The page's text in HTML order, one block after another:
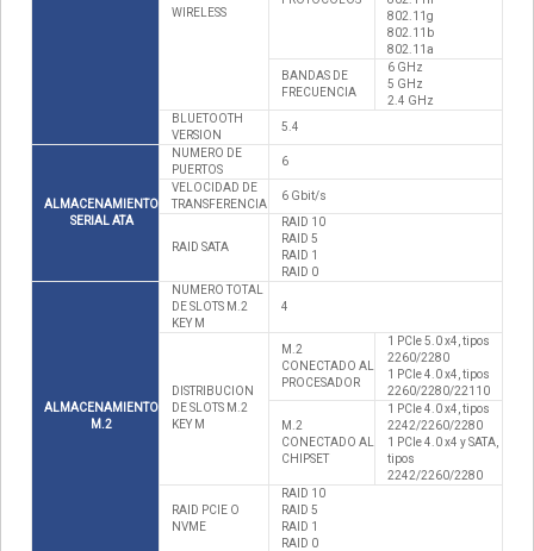
WIRELESS
802.11g
802.11b
802.11a
BANDAS DE
FRECUENCIA
6 GHz
5 GHz
2.4 GHz
BLUETOOTH
VERSION
5.4
ALMACENAMIENTO
SERIAL ATA
NUMERO DE
PUERTOS
6
VELOCIDAD DE
TRANSFERENCIA
6 Gbit/s
RAID SATA
RAID 10
RAID 5
RAID 1
RAID 0
ALMACENAMIENTO
M.2
NUMERO TOTAL
DE SLOTS M.2
KEY M
4
DISTRIBUCION
DE SLOTS M.2
KEY M
M.2
CONECTADO AL
PROCESADOR
1 PCIe 5.0 x4, tipos
2260/2280
1 PCIe 4.0 x4, tipos
2260/2280/22110
M.2
CONECTADO AL
CHIPSET
1 PCIe 4.0 x4, tipos
2242/2260/2280
1 PCIe 4.0 x4 y SATA,
tipos
2242/2260/2280
RAID PCIE O
NVME
RAID 10
RAID 5
RAID 1
RAID 0